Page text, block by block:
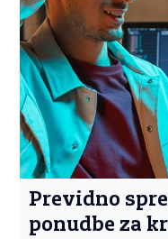
Previdno
ponudbe za